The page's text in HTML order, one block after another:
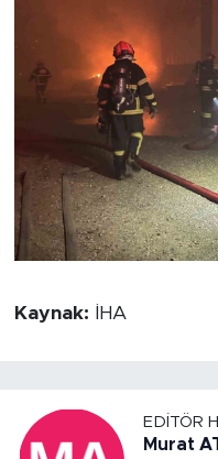
Kaynak: İHA
EDITÖR
Murat